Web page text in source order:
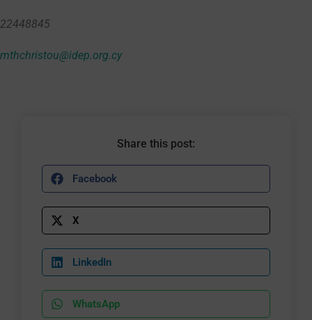
22448845
mthchristou@idep.org.cy
Share this post:
Facebook
X
LinkedIn
WhatsApp